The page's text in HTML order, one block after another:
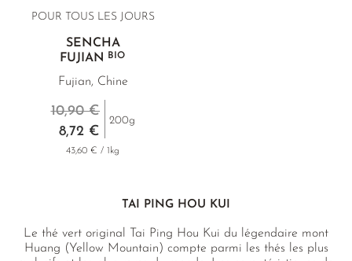
POUR TOUS LES JOURS
SENCHA
FUJIANBIO
Fujian, Chine
8,72 €
10,90 €
200g
43,60 € / 1kg
TAI PING HOU KUI
Le thé vert original Tai Ping Hou Kui du légendaire mont
Huang (Yellow Mountain) compte parmi les thés les plus